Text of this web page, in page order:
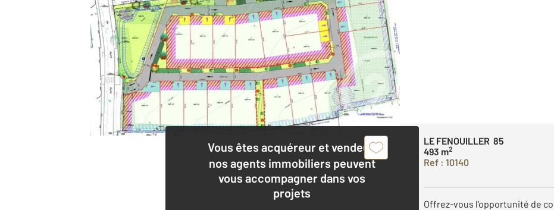
Vous êtes acquéreur et vendeur,
nos agents immobiliers peuvent
vous accompagner dans vos
projets
LE FENOUILLER 85
493 m2
Ref : 10140
Offrez-vous l'opportunité de